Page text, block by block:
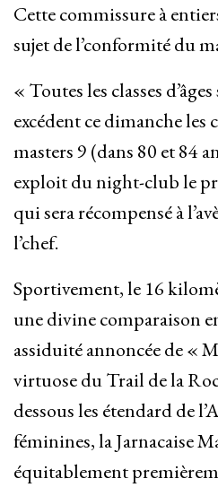
Cette commissure à
sujet de l’conformité du
« Toutes les classes
excédent ce dimanche les
masters 9 (dans 80 et 84
exploit du night-club le
qui sera récompensé à
l’chef.
Sportivement, le 16
une divine comparaison
assiduité annoncée de «
virtuose du Trail de la
dessous les étendard de
féminines, la Jarnacaise
équitablement